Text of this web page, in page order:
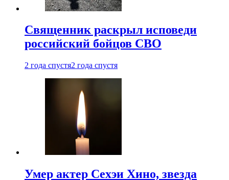
Священник раскрыл исповеди
российский бойцов СВО
2 года спустя2 года спустя
Умер актер Сехэи Хино, звезда